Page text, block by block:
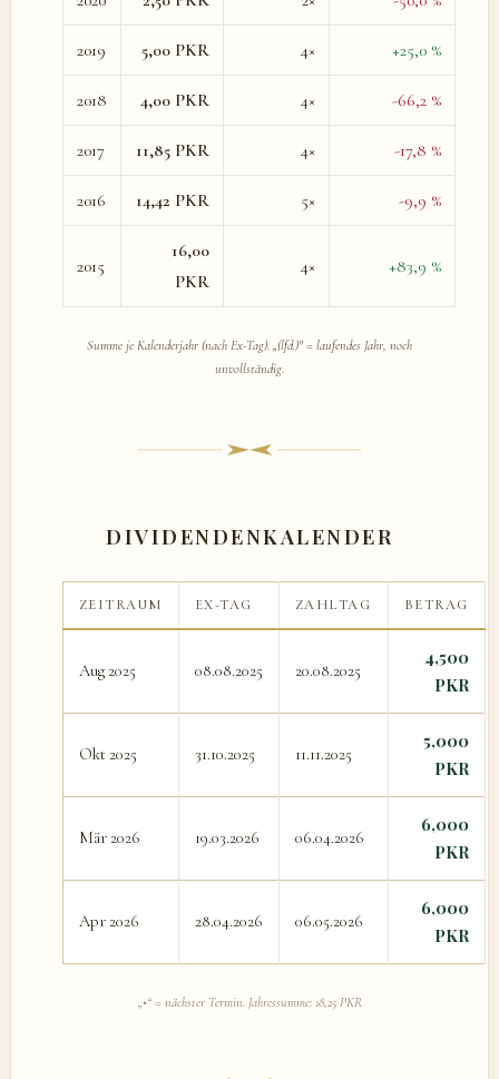
2019 5,00 PKR 4× +25,0 %
2018 4,00 PKR 4× -66,2 %
2017 11,85 PKR 4× -17,8 %
2016 14,42 PKR 5× -9,9 %
2015
16,00
PKR
4× +83,9 %
Summe je Kalenderjahr (nach Ex-Tag). „(lfd.)" = laufendes Jahr, noch
unvollständig.
DIVIDENDENKALENDER
ZEITRAUM EX-TAG ZAHLTAG BETRAG
Aug 2025 08.08.2025 20.08.2025
4,500
PKR
Okt 2025 31.10.2025 11.11.2025
5,000
PKR
Mär 2026 19.03.2026 06.04.2026
6,000
PKR
Apr 2026 28.04.2026 06.05.2026
6,000
PKR
„•“ = nächster Termin. Jahressumme: 18,25 PKR